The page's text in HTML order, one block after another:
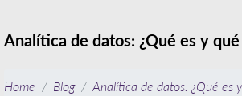
Analítica de datos: ¿Qué es y
Home Blog Analítica de datos: ¿Qué es